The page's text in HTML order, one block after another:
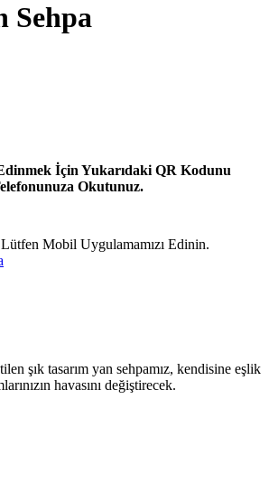
Sehpa
İçin Yukarıdaki QR Kodunu
Okutunuz.
Mobil Uygulamamızı Edinin.
şık tasarım yan sehpamız, kendisine eşlik
havasını değiştirecek.